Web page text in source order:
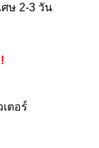
ษ 2-3 วัน
ตอร์